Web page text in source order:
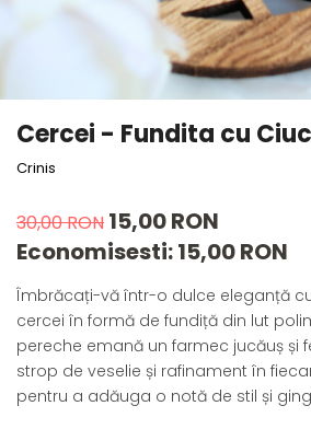
Friends
Fundite
Monstera
Neon Collection
Pink Pastel
Tiny but Mighty
White Sensation
Cercei - Fundita cu
Crinis
30,00 RON 15,00 RON
Economisesti:15,00RON
Îmbrăcați-vă într-o dulce eleganță
cercei în formă de fundiță din lut
pereche emană un farmec jucăuș și
strop de veselie și rafinament în
pentru a adăuga o notă de stil și